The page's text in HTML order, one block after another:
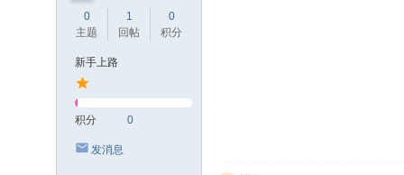
0
主题
1
回帖
0
积分
新手上路
积分 0
发消息